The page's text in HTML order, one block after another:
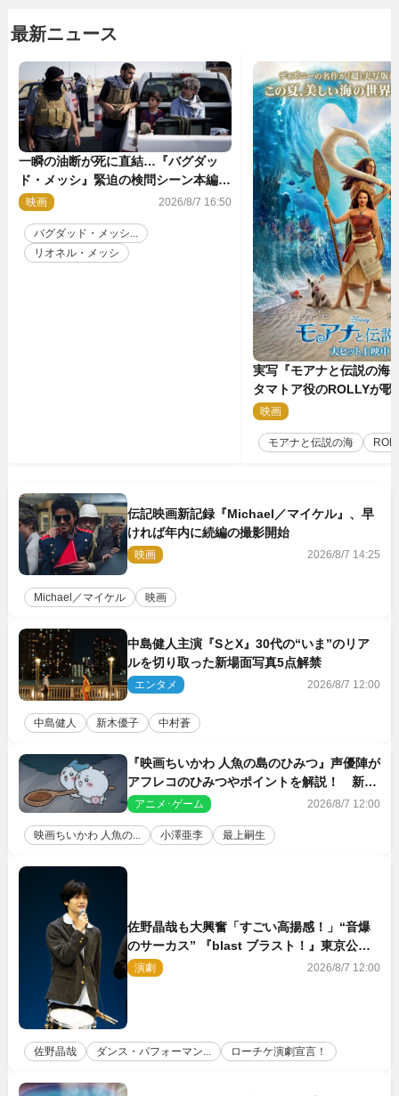
最新ニュース
一瞬の油断が死に直結…『バグダッ
ド・メッシ』緊迫の検問シーン本編解
禁 監督メッセージも到着
映画 2026/8/7 16:50
バグダッド・メッシ...
リオネル・メッシ
実写『モアナと伝説の海
タマトア役のROLLYが歌
スな劇中歌「シャイニー
映画
モアナと伝説の海
伝記映画新記録『Michael／マイケル』、早
ければ年内に続編の撮影開始
映画 2026/8/7 14:25
Michael／マイケル 映画
中島健人主演『SとX』30代の“いま”のリア
ルを切り取った新場面写真5点解禁
エンタメ 2026/8/7 12:00
中島健人 新木優子 中村蒼
『映画ちいかわ 人魚の島のひみつ』声優陣が
アフレコのひみつやポイントを解説！ 新カ
ットも到着
アニメ･ゲーム 2026/8/7 12:00
映画ちいかわ 人魚の... 小澤亜李 最上嗣生
佐野晶哉も大興奮「すごい高揚感！」“音爆
のサーカス” 『blast ブラスト！』東京公演
が開幕！
演劇 2026/8/7 12:00
佐野晶哉 ダンス・パフォーマン... ローチケ演劇宣言！